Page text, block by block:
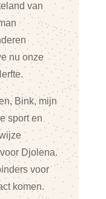
van
nu onze
Bink, mijn
sport en
Djolena.
voor
komen.